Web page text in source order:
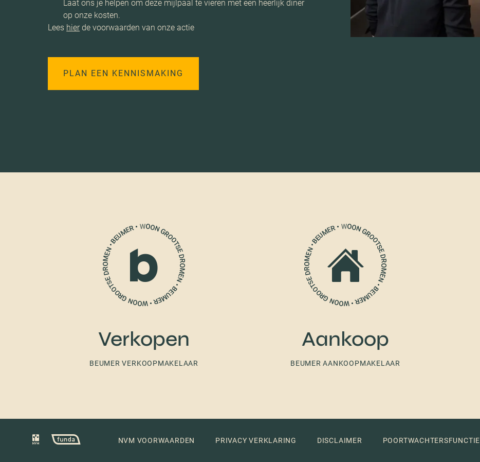
Laat ons je helpen om deze mijlpaal te vieren met een heerlijk diner
op onze kosten.
Lees hierde voorwaarden van onze actie
PLAN EEN KENNISMAKING
Verkopen
BEUMER VERKOOPMAKELAAR
Aankoop
BEUMER AANKOOPMAKELAAR
NVM VOORWAARDEN PRIVACY VERKLARING DISCLAIMER POORTWACHTERSFUNCTIE